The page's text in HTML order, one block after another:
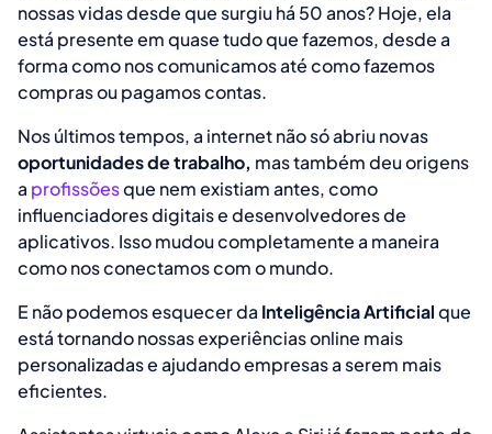
nossas vidas desde que surgiu há 50 anos? Hoje, ela
está presente em quase tudo que fazemos, desde a
forma como nos comunicamos até como fazemos
compras ou pagamos contas.
Nos últimos tempos, a internet não só abriu novas
oportunidades de trabalho, mas também deu origens
a profissõesque nem existiam antes, como
influenciadores digitais e desenvolvedores de
aplicativos. Isso mudou completamente a maneira
como nos conectamos com o mundo.
E não podemos esquecer da Inteligência Artificialque
está tornando nossas experiências online mais
personalizadas e ajudando empresas a serem mais
eficientes.